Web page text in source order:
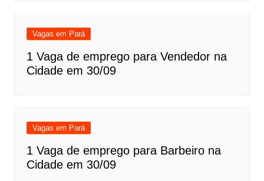
Vagas em Pará
1 Vaga de emprego para Vendedor na
Cidade em 30/09
Vagas em Pará
1 Vaga de emprego para Barbeiro na
Cidade em 30/09